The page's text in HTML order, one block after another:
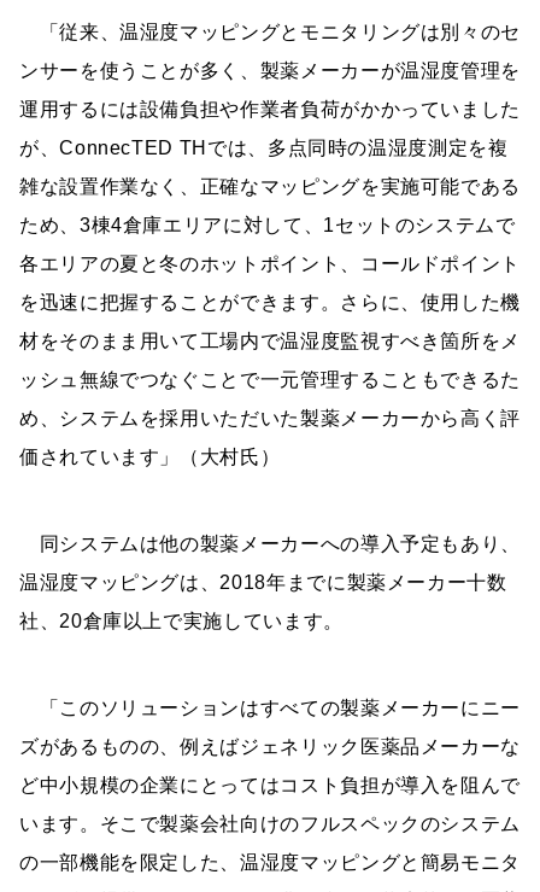
「従来、温湿度マッピングとモニタリングは別々のセ
ンサーを使うことが多く、製薬メーカーが温湿度管理を
運用するには設備負担や作業者負荷がかかっていました
が、ConnecTED THでは、多点同時の温湿度測定を複
雑な設置作業なく、正確なマッピングを実施可能である
ため、3棟4倉庫エリアに対して、1セットのシステムで
各エリアの夏と冬のホットポイント、コールドポイント
を迅速に把握することができます。さらに、使用した機
材をそのまま用いて工場内で温湿度監視すべき箇所をメ
ッシュ無線でつなぐことで一元管理することもできるた
め、システムを採用いただいた製薬メーカーから高く評
価されています」（大村氏）
同システムは他の製薬メーカーへの導入予定もあり、
温湿度マッピングは、2018年までに製薬メーカー十数
社、20倉庫以上で実施しています。
「このソリューションはすべての製薬メーカーにニー
ズがあるものの、例えばジェネリック医薬品メーカーな
ど中小規模の企業にとってはコスト負担が導入を阻んで
います。そこで製薬会社向けのフルスペックのシステム
の一部機能を限定した、温湿度マッピングと簡易モニタ